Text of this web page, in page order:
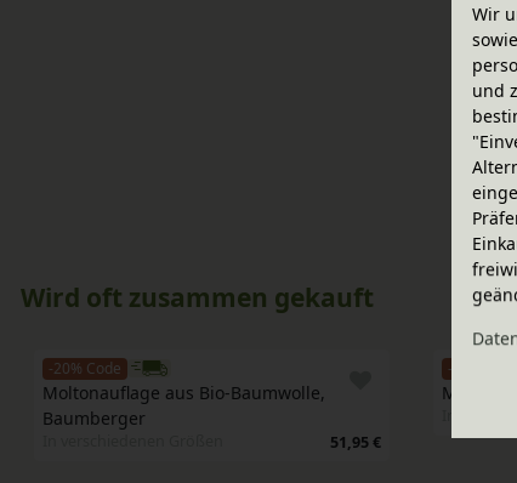
Wird oft zusammen gekauft
-20% Code
Moltonauflage aus Bio-Baumwolle,
Baumberger
51,95 €
-20% Code
In
Wir
und